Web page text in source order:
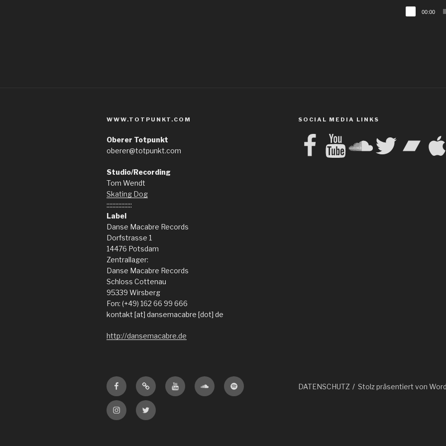
Audio-
Player
00:00
WWW.TOTPUNKT.COM
Oberer Totpunkt
oberer@totpunkt.com
Studio/Recording
Tom Wendt
Skating Dog
:::::::::::::::::
Label
Danse Macabre Records
Dorfstrasse 1
14476 Potsdam
Zentrallager:
Danse Macabre Records
Schloss Cottenau
95339 Wirsberg
Fon: (+49) 162 66 99 666
kontakt [at] dansemacabre [dot] de
http://dansemacabre.de
SOCIAL MEDIA LINKS
FacebookYouTube SoundCloud
Twitter Apple
FacebookAmazon Youtube Soundcloud
Spotify
InstagramTwitter
DATENSCHUTZ Stolz präsentiert von